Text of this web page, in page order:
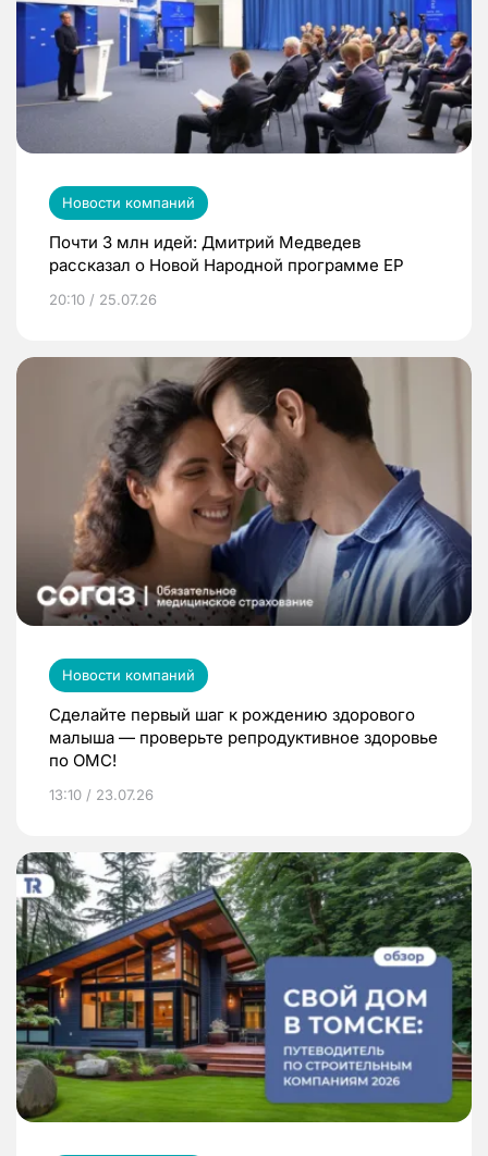
Новости компаний
Почти 3 млн идей: Дмитрий Медведев
рассказал о Новой Народной программе ЕР
20:10 / 25.07.26
Новости компаний
Сделайте первый шаг к рождению здорового
малыша — проверьте репродуктивное здоровье
по ОМС!
13:10 / 23.07.26